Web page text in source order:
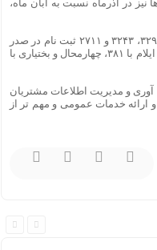
و میزان احراز هویت شده ها نیز در آذرماه نسبت به آبان ماه،
مردم پنج استان تهران، اصفهان، خراسان رضوی، خوزستان و کردستان با ۱۴۵۰۱، ۴۷۳۱، ۳۲۹۲، ۳۲۴۳ و ۲۷۱۱ ثبت نام در صدر
استان‌های سجامی شده قرار گرفته‌اند در حالی که انتهای این لیست از پنج استان خراسان جنوبی با ۳۲۳، ایلام با ۳۸۱، چهارمحال و بختیاری با
آوری و مدیریت اطلاعات مشتریان
خدمات عمومی و مهم تر از